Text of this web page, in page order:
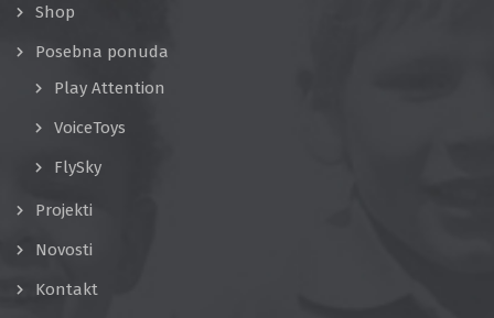
Shop
Posebna ponuda
Play Attention
VoiceToys
FlySky
Projekti
Novosti
Kontakt